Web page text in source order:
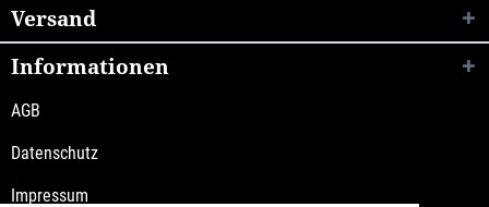
Informationen
AGB
Datenschutz
Impressum
Versand